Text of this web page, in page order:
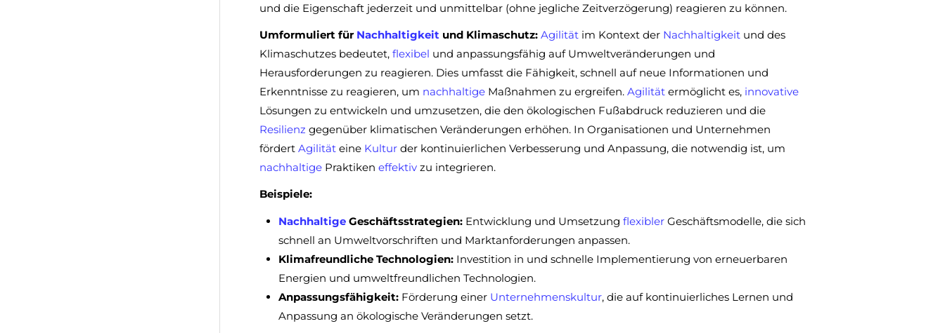
und die Eigenschaft jederzeit und unmittelbar (ohne jegliche Zeitverzögerung) reagieren zu können.
Umformuliert für Nachhaltigkeit und Klimaschutz: Agilität im Kontext der Nachhaltigkeit und des
Klimaschutzes bedeutet,flexibel und anpassungsfähig auf Umweltveränderungen und
Herausforderungen zu reagieren. Dies umfasst die Fähigkeit, schnell auf neue Informationen und
Erkenntnisse zu reagieren, um nachhaltige Maßnahmen zu ergreifen.Agilität ermöglicht es, innovative
Lösungen zu entwickeln und umzusetzen, die den ökologischen Fußabdruck reduzieren und die
Resilienz gegenüber klimatischen Veränderungen erhöhen. In Organisationen und Unternehmen
fördertAgilität eine Kultur der kontinuierlichen Verbesserung und Anpassung, die notwendig ist, um
nachhaltige Praktikeneffektiv zu integrieren.
Beispiele:
Nachhaltige Geschäftsstrategien: Entwicklung und Umsetzungflexibler Geschäftsmodelle, die sich
schnell an Umweltvorschriften und Marktanforderungen anpassen.
Klimafreundliche Technologien: Investition in und schnelle Implementierung von erneuerbaren
Energien und umweltfreundlichen Technologien.
Anpassungsfähigkeit: Förderung einer Unternehmenskultur, die auf kontinuierliches Lernen und
Anpassung an ökologische Veränderungen setzt.